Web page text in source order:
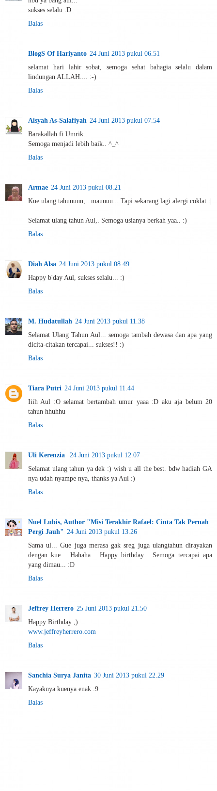
sukses selalu :D
Balas
BlogS Of Hariyanto 24 Juni 2013 pukul 06.51
selamat hari lahir sobat, semoga sehat bahagia selalu dalam
lindungan ALLAH.... :-)
Balas
Aisyah As-Salafiyah 24 Juni 2013 pukul 07.54
Barakallah fi Umrik..
Semoga menjadi lebih baik.. ^_^
Balas
Armae 24 Juni 2013 pukul 08.21
Kue ulang tahuuuun,.. mauuuu... Tapi sekarang lagi alergi coklat :|
Selamat ulang tahun Aul,. Semoga usianya berkah yaa.. :)
Balas
Diah Alsa 24 Juni 2013 pukul 08.49
Happy b'day Aul, sukses selalu... :)
Balas
M. Hudatullah 24 Juni 2013 pukul 11.38
Selamat Ulang Tahun Aul... semoga tambah dewasa dan apa yang
dicita-citakan tercapai... sukses!! :)
Balas
Tiara Putri 24 Juni 2013 pukul 11.44
Iiih Aul :O selamat bertambah umur yaaa :D aku aja belum 20
tahun hhuhhu
Balas
Uli Kerenzia
24 Juni 2013 pukul 12.07
Selamat ulang tahun ya dek :) wish u all the best. bdw hadiah GA
nya udah nyampe nya, thanks ya Aul :)
Balas
Nuel Lubis, Author "Misi Terakhir Rafael: Cinta Tak Pernah
Pergi Jauh" 24 Juni 2013 pukul 13.26
Sama ul... Gue juga merasa gak sreg juga ulangtahun dirayakan
dengan kue... Hahaha... Happy birthday... Semoga tercapai apa
yang dimau... :D
Balas
Jeffrey Herrero 25 Juni 2013 pukul 21.50
Happy Birthday ;)
www.jeffreyherrero.com
Balas
Sanchia Surya Janita 30 Juni 2013 pukul 22.29
Kayaknya kuenya enak :9
Balas